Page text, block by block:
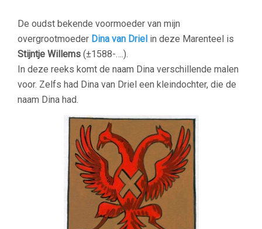
De oudst bekende voormoeder van mijn
overgrootmoeder Dina van Driel in deze Marenteel is
Stijntje Willems (±1588-….).
In deze reeks komt de naam Dina verschillende malen
voor. Zelfs had Dina van Driel een kleindochter, die de
naam Dina had.